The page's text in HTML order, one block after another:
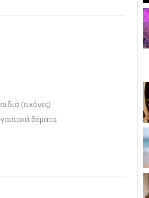
(εικόνες)
θέματα